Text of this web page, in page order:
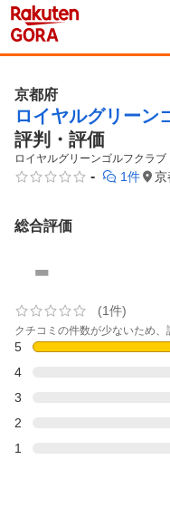
京都府
ロイヤルグリーン
評判・評価
ロイヤルグリーンゴルフクラブ
- 1件 京
総合評価
-
(1件)
クチコミの件数が少ないため、
5
4
3
2
1